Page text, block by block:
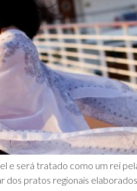
será tratado como um rei
pratos regionais